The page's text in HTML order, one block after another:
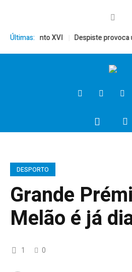
Últimas:Bento XVI Despiste provoca
DESPORTO
Grande
Melão é já
1 0